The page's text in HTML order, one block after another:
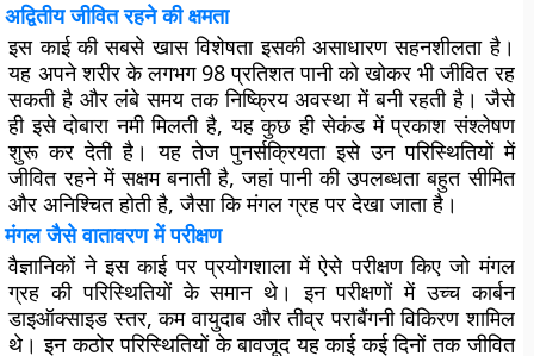
अद्वितीय जीवित रहने की क्षमता
इस काई की सबसे खास विशेषता इसकी असाधारण सहनशीलता है।
यह अपने शरीर के लगभग 98 प्रतिशत पानी को खोकर भी जीवित रह
सकती है और लंबे समय तक निष्क्रिय अवस्था में बनी रहती है। जैसे
ही इसे दोबारा नमी मिलती है, यह कुछ ही सेकंड में प्रकाश संश्लेषण
शुरू कर देती है। यह तेज पुनर्सक्रियता इसे उन परिस्थितियों में
जीवित रहने में सक्षम बनाती है, जहां पानी की उपलब्धता बहुत सीमित
और अनिश्चित होती है, जैसा कि मंगल ग्रह पर देखा जाता है।
मंगल जैसे वातावरण में परीक्षण
वैज्ञानिकों ने इस काई पर प्रयोगशाला में ऐसे परीक्षण किए जो मंगल
ग्रह की परिस्थितियों के समान थे। इन परीक्षणों में उच्च कार्बन
डाइऑक्साइड स्तर, कम वायुदाब और तीव्र पराबैंगनी विकिरण शामिल
थे। इन कठोर परिस्थितियों के बावजूद यह काई कई दिनों तक जीवित